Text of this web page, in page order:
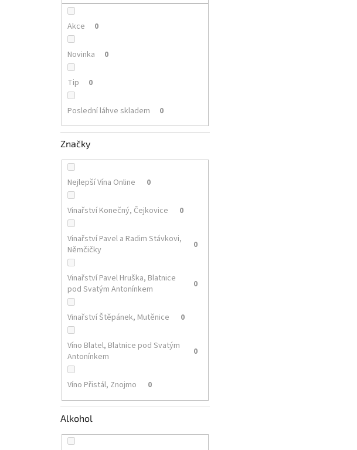
Akce 0
Novinka 0
Tip 0
Poslední láhve skladem 0
Značky
Nejlepší Vína Online 0
Vinařství Konečný, Čejkovice 0
Vinařství Pavel a Radim Stávkovi,
Němčičky
0
Vinařství Pavel Hruška, Blatnice
pod Svatým Antonínkem
0
Vinařství Štěpánek, Mutěnice 0
Víno Blatel, Blatnice pod Svatým
Antonínkem
0
Víno Přistál, Znojmo 0
Alkohol